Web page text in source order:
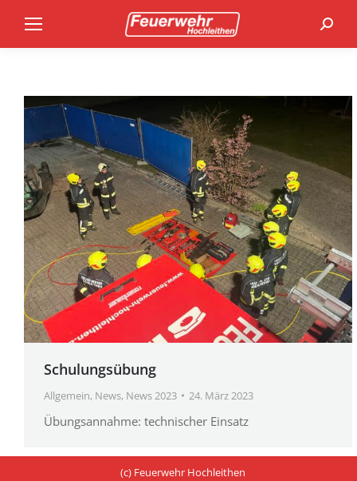
Schulungsübung
Allgemein, News, News 2023 24. März 2023
Übungsannahme: technischer Einsatz
(c) Feuerwehr Hochleithen